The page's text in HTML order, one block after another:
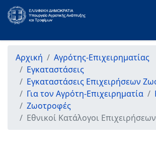
Αρχική
Αγρότης-Επιχειρηματίας
Εγκαταστάσεις
Εγκαταστάσεις Επιχειρήσεων
Για τον Αγρότη-Επιχειρηματία
Ζωοτροφές
Εθνικοί Κατάλογοι